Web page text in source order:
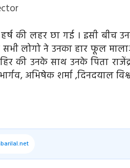
हर्ष की लहर छा गई । इसी बीच
सभी लोगो ने उनका हार फूल
की उनके साथ उनके पिता
अभिषेक शर्मा ,दिनदयाल